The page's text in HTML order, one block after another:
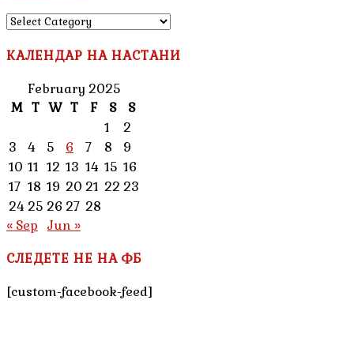
КАТЕГОРИИ
КАЛЕНДАР НА НАСТАНИ
February 2025
M T W T F S
S
1
2
3
4 5 6 7 8
9
10 11 12 13 14 15 16
17 18 19 20 21 22 23
24 25 26 27 28
« Sep
Jun »
СЛЕДЕТЕ НЕ НА ФБ
[custom-facebook-feed]